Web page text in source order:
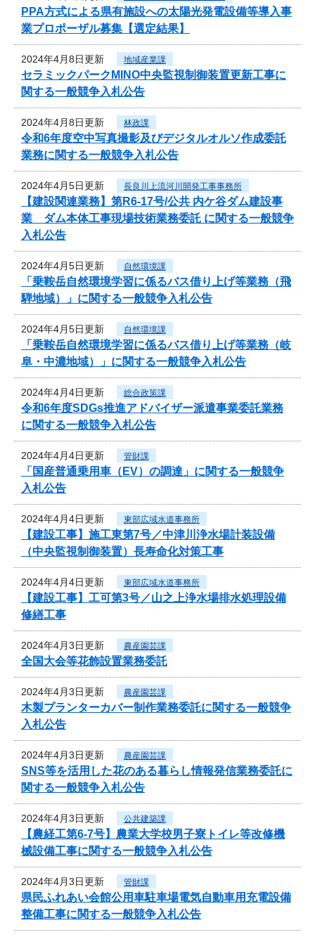
PPA方式による県有施設への太陽光発電設備等導入事
業プロポーザル募集【選定結果】
2024年4月8日更新 地域産業課
セラミックパークMINO中央監視制御装置更新工事に
関する一般競争入札公告
2024年4月8日更新 林政課
令和6年度空中写真撮影及びデジタルオルソ作成委託
業務に関する一般競争入札公告
2024年4月5日更新 長良川上流河川開発工事事務所
【建設関連業務】第R6-17号/公共 内ケ谷ダム建設事
業 ダム本体工事現場技術業務委託 に関する一般競争
入札公告
2024年4月5日更新 自然環境課
「乗鞍岳自然環境学習に係るバス借り上げ等業務（飛
騨地域）」に関する一般競争入札公告
2024年4月5日更新 自然環境課
「乗鞍岳自然環境学習に係るバス借り上げ等業務（岐
阜・中濃地域）」に関する一般競争入札公告
2024年4月4日更新 総合政策課
令和6年度SDGs推進アドバイザー派遣事業委託業務
に関する一般競争入札公告
2024年4月4日更新 管財課
「国産普通乗用車（EV）の調達」に関する一般競争
入札公告
2024年4月4日更新 東部広域水道事務所
【建設工事】施工東第7号／中津川浄水場計装設備
（中央監視制御装置）長寿命化対策工事
2024年4月4日更新 東部広域水道事務所
【建設工事】工可第3号／山之上浄水場排水処理設備
修繕工事
2024年4月3日更新 農産園芸課
全国大会等花飾設置業務委託
2024年4月3日更新 農産園芸課
木製プランターカバー制作業務委託に関する一般競争
入札公告
2024年4月3日更新 農産園芸課
SNS等を活用した花のある暮らし情報発信業務委託に
関する一般競争入札公告
2024年4月3日更新 公共建築課
【農経工第6-7号】農業大学校男子寮トイレ等改修機
械設備工事に関する一般競争入札公告
2024年4月3日更新 管財課
県民ふれあい会館公用車駐車場電気自動車用充電設備
整備工事に関する一般競争入札公告